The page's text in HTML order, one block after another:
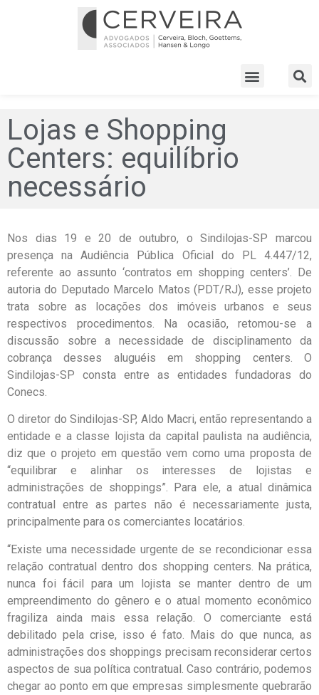
Lojas e Shopping
Centers: equilíbrio
necessário
Nos dias 19 e 20 de outubro, o Sindilojas-SP marcou
presença na Audiência Pública Oficial do PL 4.447/12,
referente ao assunto ‘contratos em shopping centers’. De
autoria do Deputado Marcelo Matos (PDT/RJ), esse projeto
trata sobre as locações dos imóveis urbanos e seus
respectivos procedimentos. Na ocasião, retomou-se a
discussão sobre a necessidade de disciplinamento da
cobrança desses aluguéis em shopping centers. O
Sindilojas-SP consta entre as entidades fundadoras do
Conecs.
O diretor do Sindilojas-SP, Aldo Macri, então representando a
entidade e a classe lojista da capital paulista na audiência,
diz que o projeto em questão vem como uma proposta de
“equilibrar e alinhar os interesses de lojistas e
administrações de shoppings”. Para ele, a atual dinâmica
contratual entre as partes não é necessariamente justa,
principalmente para os comerciantes locatários.
“Existe uma necessidade urgente de se recondicionar essa
relação contratual dentro dos shopping centers. Na prática,
nunca foi fácil para um lojista se manter dentro de um
empreendimento do gênero e o atual momento econômico
fragiliza ainda mais essa relação. O comerciante está
debilitado pela crise, isso é fato. Mais do que nunca, as
administrações dos shoppings precisam reconsiderar certos
aspectos de sua política contratual. Caso contrário, podemos
chegar ao ponto em que empresas simplesmente quebrarão